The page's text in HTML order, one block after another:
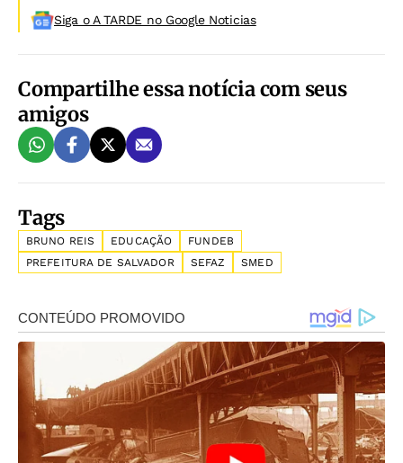
Siga o A TARDE no Google Noticias
Compartilhe essa notícia com seus
amigos
Tags
BRUNO REIS EDUCAÇÃO
FUNDEB
PREFEITURA DE SALVADOR
SEFAZ SMED